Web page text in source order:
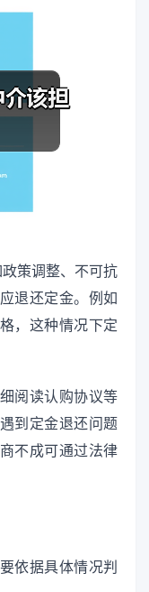
策调整、不可抗
退还定金。例如
，这种情况下定
阅读认购协议等
到定金退还问题
不成可通过法律
依据具体情况判